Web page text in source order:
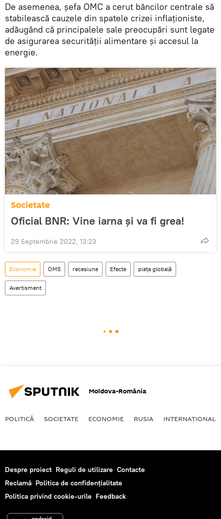
De asemenea, şefa OMC a cerut băncilor centrale să
stabilească cauzele din spatele crizei inflaționiste,
adăugând că principalele sale preocupări sunt legate
de asigurarea securității alimentare și accesul la
energie.
Societate
Oficial BNR: Vine iarna și va fi grea!
29 Septembrie 2022, 13:23
Economie OMS recesiune Efecte piața globală
Avertisment
Moldova-România
POLITICĂ SOCIETATE ECONOMIE RUSIA INTERNAŢIONAL
Despre proiect Reguli de utilizare Contacte
Reclamă Politica de confidențialitate
Politica privind cookie-urile Feedback